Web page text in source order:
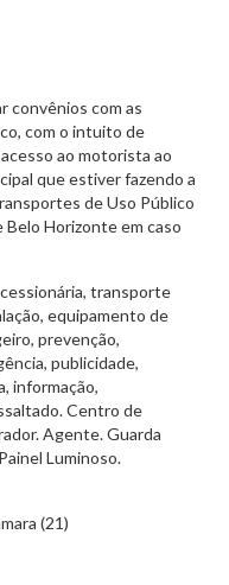
convênios com as
com o intuito de
ao motorista ao
que estiver fazendo a
de Uso Público
Horizonte em caso
transporte
equipamento de
prevenção,
publicidade,
informação,
Centro de
Agente. Guarda
Luminoso.
(21)